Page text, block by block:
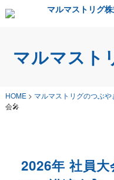
マルマスト
HOME> マルマストリグのつぶや
会🎤
2026年 社員